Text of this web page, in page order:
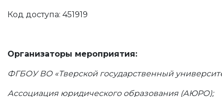
Код доступа: 451919
Организаторы мероприятия:
ФГБОУ ВО «Тверской государственный
Ассоциация юридического образования (АЮРО);